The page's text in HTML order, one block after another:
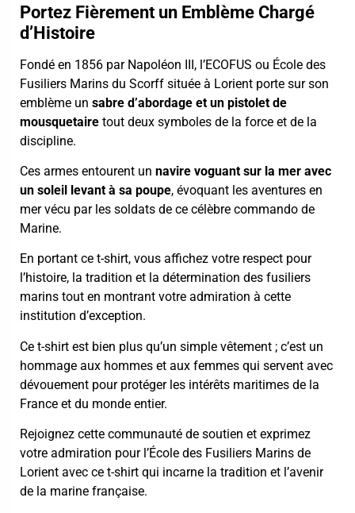
Portez Fièrement un Emblème Chargé
d’Histoire
Fondé en 1856 par Napoléon III, l’ECOFUS ou École des
Fusiliers Marins du Scorff située à Lorient porte sur son
emblème un sabre d’abordage et un pistolet de
mousquetaire tout deux symboles de la force et de la
discipline.
Ces armes entourent un navire voguant sur la mer avec
un soleil levant à sa poupe, évoquant les aventures en
mer vécu par les soldats de ce célèbre commando de
Marine.
En portant ce t-shirt, vous affichez votre respect pour
l’histoire, la tradition et la détermination des fusiliers
marins tout en montrant votre admiration à cette
institution d’exception.
Ce t-shirt est bien plus qu’un simple vêtement ; c’est un
hommage aux hommes et aux femmes qui servent avec
dévouement pour protéger les intérêts maritimes de la
France et du monde entier.
Rejoignez cette communauté de soutien et exprimez
votre admiration pour l’École des Fusiliers Marins de
Lorient avec ce t-shirt qui incarne la tradition et l’avenir
de la marine française.